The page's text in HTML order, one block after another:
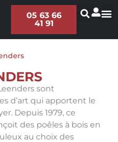
05 63 66
41 91
sont
d’art qui apportent le
Depuis 1979, ce
des poêles à bois en
au choix des